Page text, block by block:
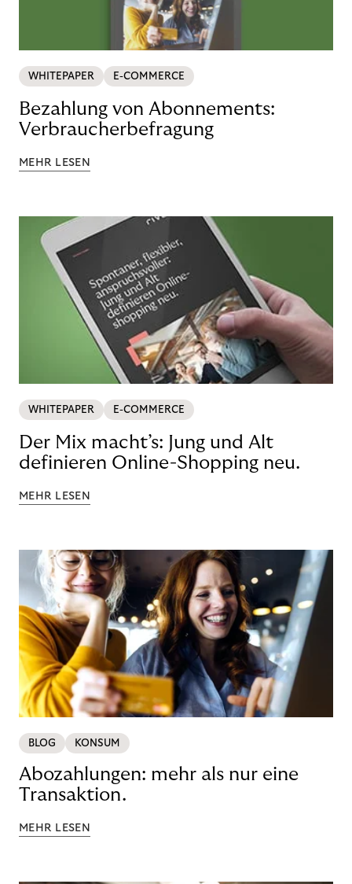
WHITEPAPER E-COMMERCE
Bezahlung von Abonnements:
Verbraucherbefragung
MEHR LESEN
WHITEPAPER E-COMMERCE
Der Mix macht’s: Jung und Alt
definieren Online-Shopping neu.
MEHR LESEN
BLOG KONSUM
Abozahlungen: mehr als nur eine
Transaktion.
MEHR LESEN